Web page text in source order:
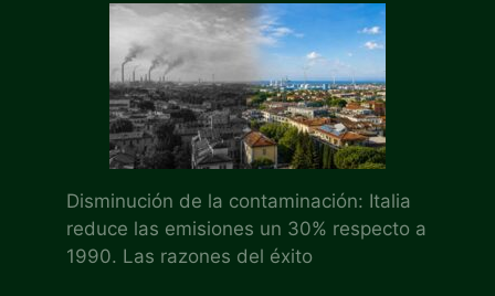
Disminución de la contaminación: Italia
reduce las emisiones un 30% respecto a
1990. Las razones del éxito